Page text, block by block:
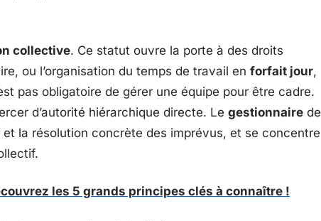
collective. Ce statut ouvre la porte à des droits
ou l’organisation du temps de travail en forfait jour,
pas obligatoire de gérer une équipe pour être cadre.
d’autorité hiérarchique directe. Le gestionnaire de
la résolution concrète des imprévus, et se concentre
les 5 grands principes clés à connaître !